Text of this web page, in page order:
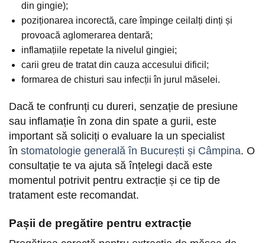
din gingie);
poziționarea incorectă, care împinge ceilalți dinți și
provoacă aglomerarea dentară;
inflamațiile repetate la nivelul gingiei;
carii greu de tratat din cauza accesului dificil;
formarea de chisturi sau infecții în jurul măselei.
Dacă te confrunți cu dureri, senzație de presiune
sau inflamație în zona din spate a gurii, este
important să soliciți o evaluare la un specialist
în stomatologie generală în București și Câmpina. O
consultație te va ajuta să înțelegi dacă este
momentul potrivit pentru extracție și ce tip de
tratament este recomandat.
Pașii de pregătire pentru extracție